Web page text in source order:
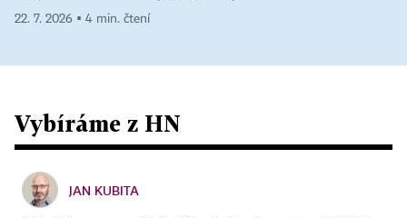
22. 7. 2026 ▪ 4 min. čtení
Vybíráme z HN
JAN KUBITA